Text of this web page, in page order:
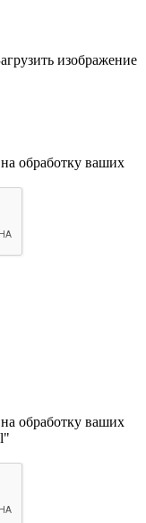
изображение
обработку ваших
обработку ваших